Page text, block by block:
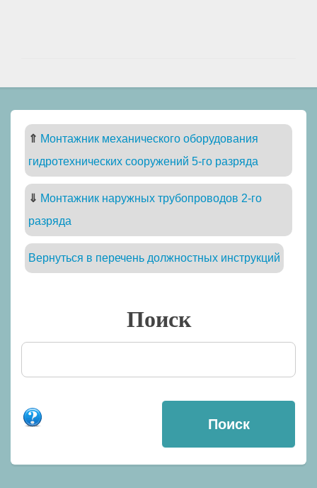
⇑ Монтажник механического оборудования
гидротехнических сооружений 5-го разряда
⇓ Монтажник наружных трубопроводов 2-го
разряда
Вернуться в перечень должностных инструкций
Поиск